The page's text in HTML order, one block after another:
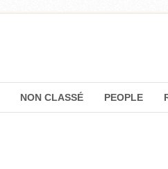
NON CLASSÉ PEOPLE